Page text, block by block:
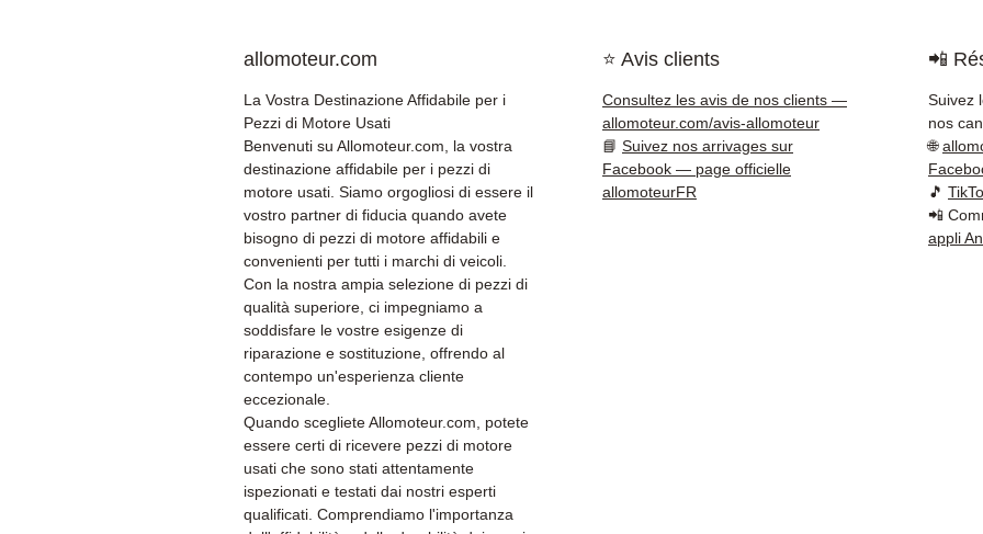
🇫🇷 e
✅
della
✅
✅
allomoteur.com
La Vostra Destinazione Affidabile per i
Pezzi di Motore Usati
Benvenuti su Allomoteur.com, la vostra
destinazione affidabile per i pezzi di
motore usati. Siamo orgogliosi di essere il
vostro partner di fiducia quando avete
bisogno di pezzi di motore affidabili e
convenienti per tutti i marchi di veicoli.
Con la nostra ampia selezione di pezzi di
qualità superiore, ci impegniamo a
soddisfare le vostre esigenze di
riparazione e sostituzione, offrendo al
contempo un'esperienza cliente
eccezionale.
Quando scegliete Allomoteur.com, potete
essere certi di ricevere pezzi di motore
usati che sono stati attentamente
ispezionati e testati dai nostri esperti
qualificati. Comprendiamo l'importanza
⭐ Avis clients
Consultez les avis de nos clients —
allomoteur.com/avis-allomoteur
📘 Suivez nos arrivages sur
Facebook — page officielle
allomoteurFR
📲
Suivez
nos
🌐
🎵
📲
appli